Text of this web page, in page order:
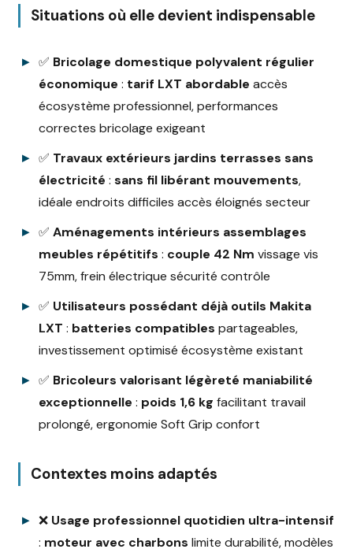
Situations où elle devient indispensable
✅ Bricolage domestique polyvalent régulier
économique : tarif LXT abordable accès
écosystème professionnel, performances
correctes bricolage exigeant
✅ Travaux extérieurs jardins terrasses sans
électricité : sans fil libérant mouvements,
idéale endroits difficiles accès éloignés secteur
✅ Aménagements intérieurs assemblages
meubles répétitifs : couple 42 Nm vissage vis
75mm, frein électrique sécurité contrôle
✅ Utilisateurs possédant déjà outils Makita
LXT : batteries compatibles partageables,
investissement optimisé écosystème existant
✅ Bricoleurs valorisant légèreté maniabilité
exceptionnelle : poids 1,6 kg facilitant travail
prolongé, ergonomie Soft Grip confort
Contextes moins adaptés
❌ Usage professionnel quotidien ultra-intensif
: moteur avec charbons limite durabilité, modèles